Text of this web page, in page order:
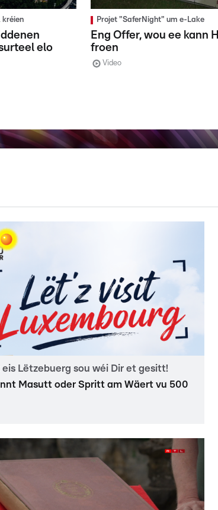
kréien
elo
Projet "SaferNight" um e-Lake
Eng Offer, wou ee kann
froen
Video
eis Lëtzebuerg sou wéi Dir et gesitt!
Masutt oder Spritt am Wäert vu 500